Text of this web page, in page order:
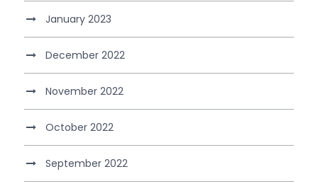
January 2023
December 2022
November 2022
October 2022
September 2022